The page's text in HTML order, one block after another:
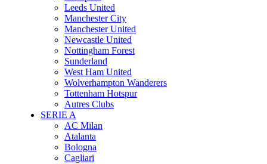
Leeds United
Manchester City
Manchester United
Newcastle United
Nottingham Forest
Sunderland
West Ham United
Wolverhampton Wanderers
Tottenham Hotspur
Autres Clubs
SERIE A
AC Milan
Atalanta
Bologna
Cagliari